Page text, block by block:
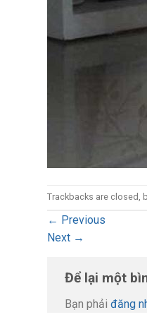
Trackbacks are closed,
← Previous
Next →
Để lại một
Bạn phải đăng